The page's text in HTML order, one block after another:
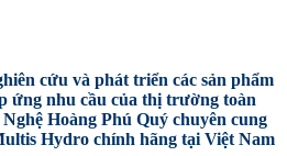
cứu và phát triển các sản phẩm
ứng nhu cầu của thị trường toàn
Hoàng Phú Quý chuyên cung
Hydro chính hãng tại Việt Nam